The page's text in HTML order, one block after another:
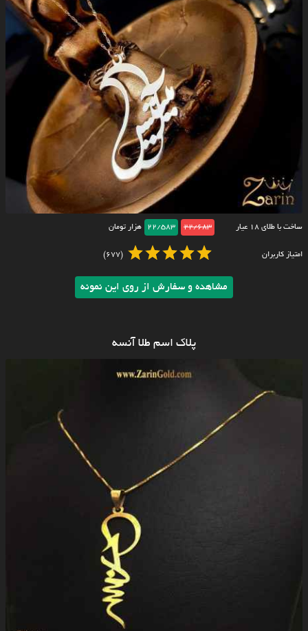
ساخت با طلای ۱۸ عیار 22/683
22/583 هزار تومان
امتیاز کاربران (677)
مشاهده و سفارش از روی این نمونه
پلاک اسم طلا آنسه